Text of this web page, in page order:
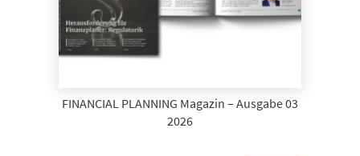
FINANCIAL PLANNING Magazin – Ausgabe 03
2026